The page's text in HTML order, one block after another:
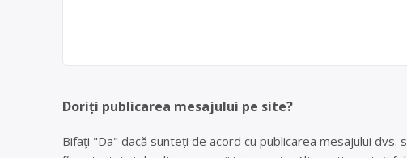
Doriți publicarea mesajului pe site?
Bifați "Da" dacă sunteți de acord cu publicarea mesajului